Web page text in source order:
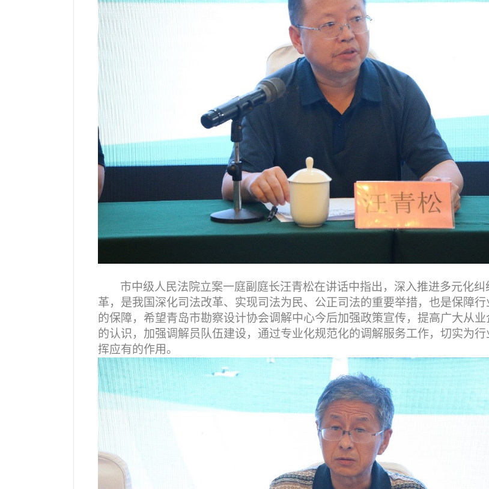
市中级人民法院立案一庭副庭长汪青松在讲话中指出，深入推进多元化纠
革，是我国深化司法改革、实现司法为民、公正司法的重要举措，也是保障
的保障，希望青岛市勘察设计协会调解中心今后加强政策宣传，提高广大从
的认识，加强调解员队伍建设，通过专业化规范化的调解服务工作，切实为
挥应有的作用。